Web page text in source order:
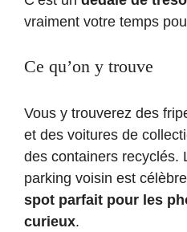
vraiment votre temps
Ce qu’on y trouve
Vous y trouverez des
et des voitures de
des containers recyclés.
parking voisin est
spot parfait pour les
curieux.